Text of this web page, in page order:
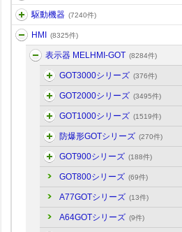
駆動機器 (7240件)
HMI (8325件)
表示器 MELHMI-GOT (8284件)
GOT3000シリーズ (376件)
GOT2000シリーズ (3495件)
GOT1000シリーズ (1519件)
防爆形GOTシリーズ (270件)
GOT900シリーズ (188件)
GOT800シリーズ (69件)
A77GOTシリーズ (13件)
A64GOTシリーズ (9件)